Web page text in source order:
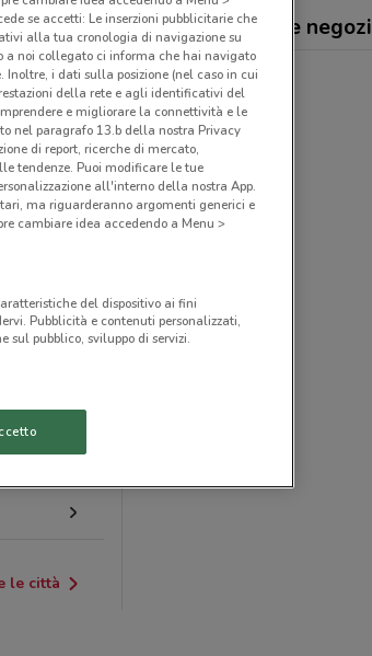
tardi.
le città
Necchi, offerte e negozi
-
se accetti: Le inserzioni pubblicitarie che
alla tua cronologia di navigazione su
a noi collegato ci informa che hai navigato
i dati sulla posizione (nel caso in cui
della rete e agli identificativi del
e migliorare la connettività e le
nel paragrafo 13.b della nostra Privacy
di report, ricerche di mercato,
tendenze. Puoi modificare le tue
all'interno della nostra App.
ma riguarderanno argomenti generici e
cambiare idea accedendo a Menu >
del dispositivo ai fini
Pubblicità e contenuti personalizzati,
sul pubblico, sviluppo di servizi.